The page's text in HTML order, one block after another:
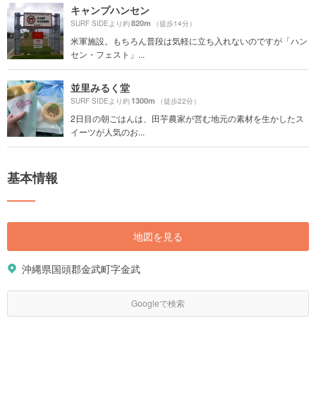
キャンプハンセン
SURF SIDEより約820m （徒歩14分）
米軍施設。もちろん普段は気軽に立ち入れないのですが「ハン
セン・フェスト」...
並里みるく堂
SURF SIDEより約1300m （徒歩22分）
2日目の朝ごはんは、田芋農家が営む地元の素材を生かしたス
イーツが人気のお...
基本情報
地図を見る
沖縄県国頭郡金武町字金武
Googleで検索